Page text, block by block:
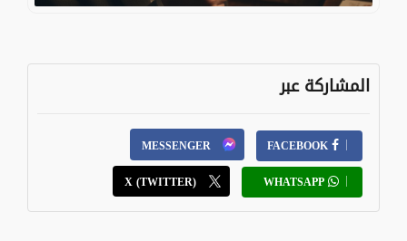
المشاركة عبر
FACEBOOK
MESSENGER
WHATSAPP
X (TWITTER)